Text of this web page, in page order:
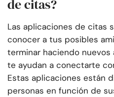
de citas?
Las aplicaciones de citas
conocer a tus posibles
terminar haciendo nuevos
te ayudan a conectarte
Estas aplicaciones están
personas en función de